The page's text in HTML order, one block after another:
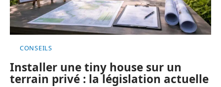
CONSEILS
Installer une tiny house sur un
terrain privé : la législation actuelle